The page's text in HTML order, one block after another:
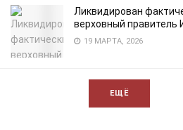
Ликвидирован
верховный правитель
19 МАРТА, 2026
ЕЩЁ